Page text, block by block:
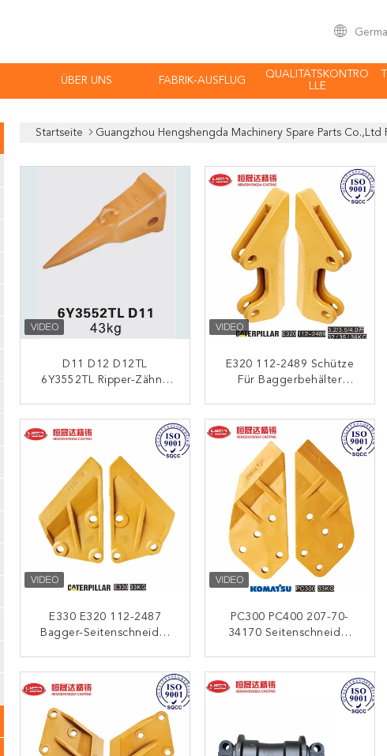
ÜBER UNS FABRIK-AUSFLUG
QUALITÄTSKONTRO
LLE
Startseite Guangzhou Hengshengda Machinery Spare Parts Co.,Ltd
D11 D12 D12TL
6Y3552TL Ripper-Zähne
KONTAKT
E320 112-2489 Schütze
Für Baggerbehälter
KONTAKT
E330 E320 112-2487
Bagger-Seitenschneider
KONTAKT
PC300 PC400 207-70-
34170 Seitenschneider
KONTAKT